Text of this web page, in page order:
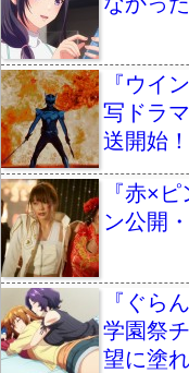
『ウイ
写ドラ
送開始！
『赤×
ン公開
『ぐら
学園祭
望に塗